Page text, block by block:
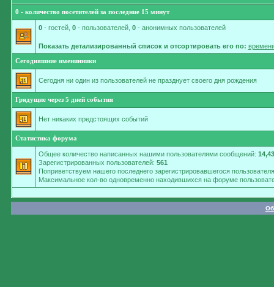
0 - количество посетителей за последние 15 минут
0- гостей, 0- пользователей, 0- анонимных пользователей
Показать детализированный список и отсортировать его по:
Сегодняшние именинники
Сегодня ни один из пользователей не празднует своего дня рождения
Грядущие через 5 дней события
Нет никаких предстоящих событий
Статистика форума
Общее количество написанных нашими пользователями сообщений:
Зарегистрированных пользователей: 561
Поприветствуем нашего последнего зарегистрировавшегося
Максимальное кол-во одновременно находившихся на форуме